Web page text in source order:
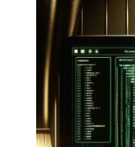
vos
Votre